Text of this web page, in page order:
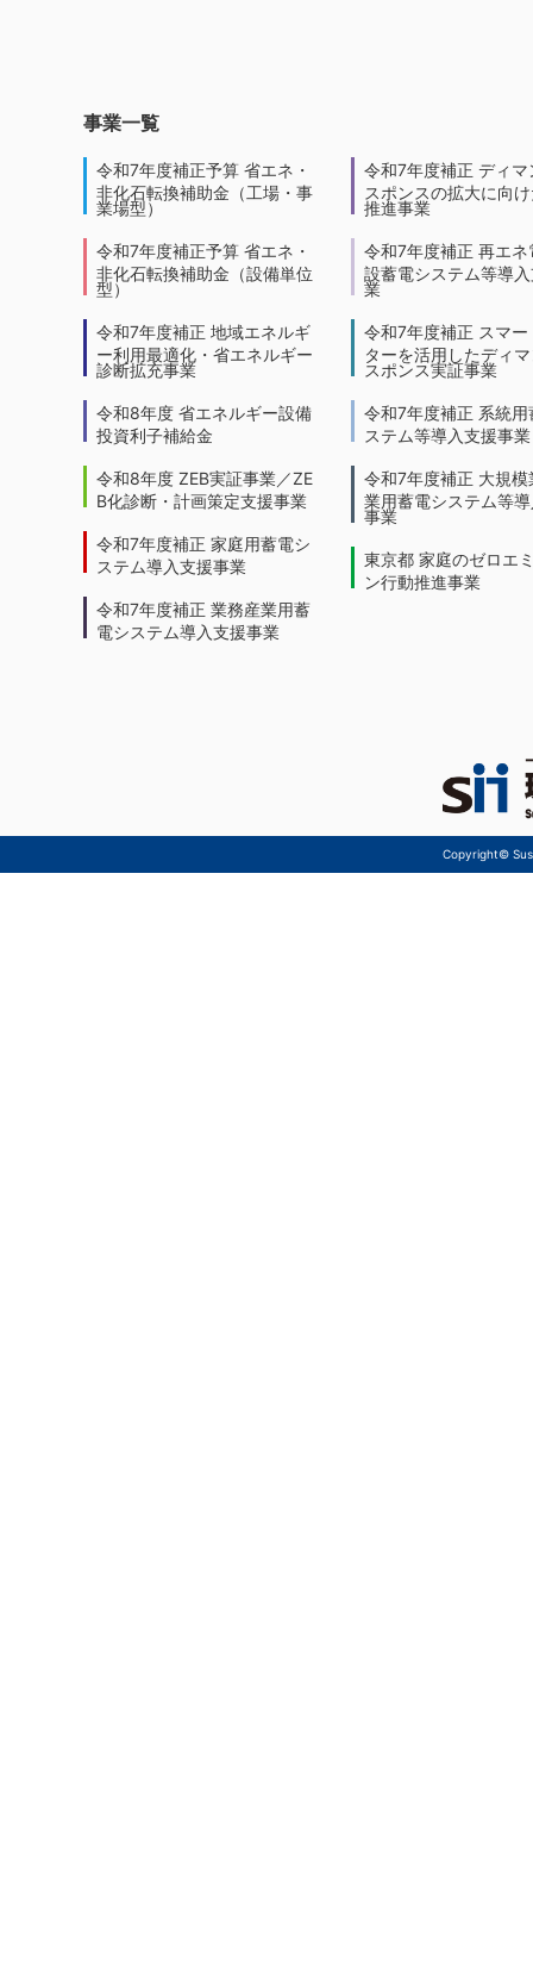
事業一覧
令和7年度補正予算 省エネ・
非化石転換補助金（工場・事
業場型）
令和7年度補正予算 省エネ・
非化石転換補助金（設備単位
型）
令和7年度補正 地域エネルギ
ー利用最適化・省エネルギー
診断拡充事業
令和8年度 省エネルギー設備
投資利子補給金
令和8年度 ZEB実証事業／ZE
B化診断・計画策定支援事業
令和7年度補正 家庭用蓄電シ
ステム導入支援事業
令和7年度補正 業務産業用蓄
電システム導入支援事業
令和7年度補正 ディマ
スポンスの拡大に向
推進事業
令和7年度補正 再エネ
設蓄電システム等導
業
令和7年度補正 スマー
ターを活用したディ
スポンス実証事業
令和7年度補正 系統用
ステム等導入支援事業
令和7年度補正 大規模
業用蓄電システム等
事業
東京都 家庭のゼロエ
ン行動推進事業
Copyright©